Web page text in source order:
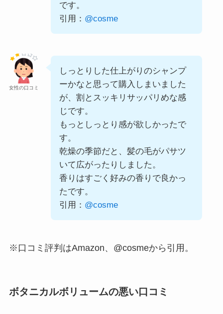
です。
引用： @cosme
女性の口コミ
しっとりした仕上がりのシャンプ
ーかなと思って購入しまいました
が、割とスッキリサッパリめな感
じです。
もっとしっとり感が欲しかったで
す。
乾燥の季節だと、髪の毛がパサツ
いて広がったりしました。
香りはすごく好みの香りで良かっ
たです。
引用： @cosme
※口コミ評判はAmazon、@cosmeから引用。
ボタニカルボリュームの悪い口コミ